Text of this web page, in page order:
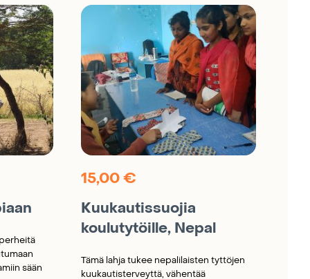
sään
15,00€
Kuukautissuojia
koulutytöille, Nepal
Tämä lahja tukee nepalilaisten tyttöjen
kuukautisterveyttä, vähentää